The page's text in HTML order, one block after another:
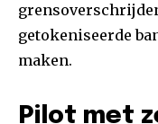
getokeniseerde
maken.
Pilot met